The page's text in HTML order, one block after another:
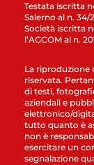
Testata iscritta
Salerno al n. 34/
Società iscritta
l’AGCOM al n.
La riproduzione
riservata.
di testi,
aziendali e
elettronico/
tutto quanto è
non è
esercitare un
segnalazione